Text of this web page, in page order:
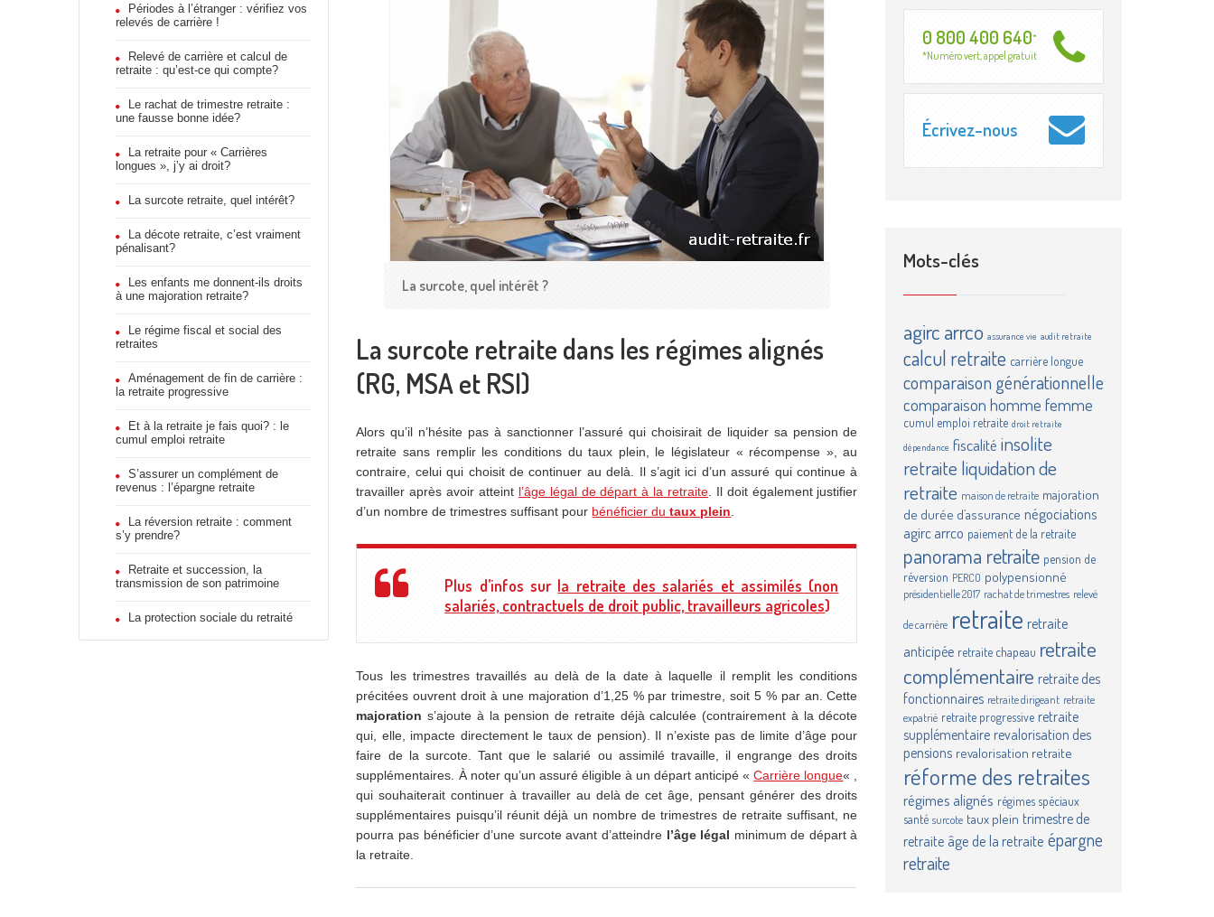
Périodes à l’étranger : vérifiez vos
relevés de carrière !
Relevé de carrière et calcul de
retraite : qu’est-ce qui compte?
Le rachat de trimestre retraite :
une fausse bonne idée?
La retraite pour « Carrières
longues », j’y ai droit?
La surcote retraite, quel intérêt?
La décote retraite, c’est vraiment
pénalisant?
Les enfants me donnent-ils droits
à une majoration retraite?
Le régime fiscal et social des
retraites
Aménagement de fin de carrière :
la retraite progressive
Et à la retraite je fais quoi? : le
cumul emploi retraite
S’assurer un complément de
revenus : l’épargne retraite
La réversion retraite : comment
s’y prendre?
Retraite et succession, la
transmission de son patrimoine
La protection sociale du retraité
La surcote, quel intérêt ?
La surcote retraite dans les régimes alignés
(RG, MSA et RSI)
Alors qu’il n’hésite pas à sanctionner l’assuré qui choisirait de liquider sa pension de
retraite sans remplir les conditions du taux plein, le législateur « récompense », au
contraire, celui qui choisit de continuer au delà. Il s’agit ici d’un assuré qui continue à
travailler après avoir atteint l’âge légal de départ à la retraite. Il doit également justifier
d’un nombre de trimestres suffisant pour bénéficier dutaux plein.
Plus d’infos sur la retraite des salariés et assimilés (non
salariés, contractuels de droit public, travailleurs agricoles)
Tous les trimestres travaillés au delà de la date à laquelle il remplit les conditions
précitées ouvrent droit à une majoration d’1,25 % par trimestre, soit 5 % par an. Cette
majoration s’ajoute à la pension de retraite déjà calculée (contrairement à la décote
qui, elle, impacte directement le taux de pension). Il n’existe pas de limite d’âge pour
faire de la surcote. Tant que le salarié ou assimilé travaille, il engrange des droits
supplémentaires. À noter qu’un assuré éligible à un départ anticipé «Carrière longue« ,
qui souhaiterait continuer à travailler au delà de cet âge, pensant générer des droits
supplémentaires puisqu’il réunit déjà un nombre de trimestres de retraite suffisant, ne
pourra pas bénéficier d’une surcote avant d’atteindre l’âge légal minimum de départ à
la retraite.
0 800 400 640*
*Numéro vert, appel gratuit
Écrivez-nous
Mots-clés
agirc arrco assurance vie audit retraite
calcul retraite carrière longue
comparaison générationnelle
comparaison homme femme
cumul emploi retraite droit retraite
dépendance fiscalité insolite
retraite liquidation de
retraite maison de retraite majoration
de durée d’assurance négociations
agirc arrco paiement de la retraite
panorama retraite pension de
réversion PERCO polypensionné
présidentielle 2017 rachat de trimestres relevé
de carrière retraite retraite
anticipée retraite chapeau retraite
complémentaire retraite des
fonctionnaires retraite dirigeant retraite
expatrié retraite progressive retraite
supplémentaire revalorisation des
pensions revalorisation retraite
réforme des retraites
régimes alignés régimes spéciaux
santé surcote taux plein trimestre de
retraite âge de la retraite épargne
retraite